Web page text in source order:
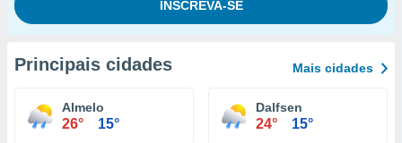
Principais cidades Mais cidades
Almelo
26° 15°
Dalfsen
24° 15°